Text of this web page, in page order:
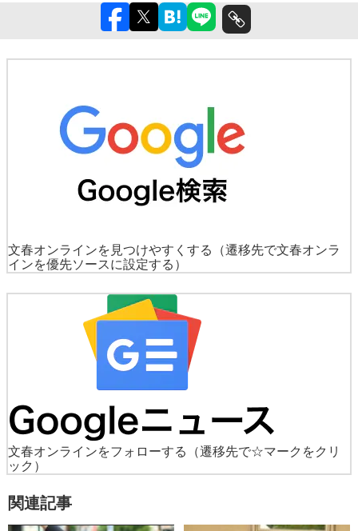
文春オンラインを見つけやすくする
（遷移先で文春オンラ
インを優先ソースに設定する）
文春オンラインをフォローする
（遷移先で☆マークをクリ
ック）
関連記事